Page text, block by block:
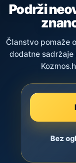
Podrži
Članstvo pomaže
dodatne sadržaje
Bez